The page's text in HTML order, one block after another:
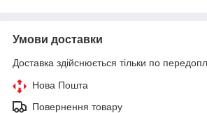
Умови доставки
Доставка здійснюється тільки по
Нова Пошта
Повернення товару